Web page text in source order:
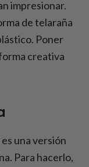
impresionar.
de telaraña
Poner
creativa
una versión
Para hacerlo,